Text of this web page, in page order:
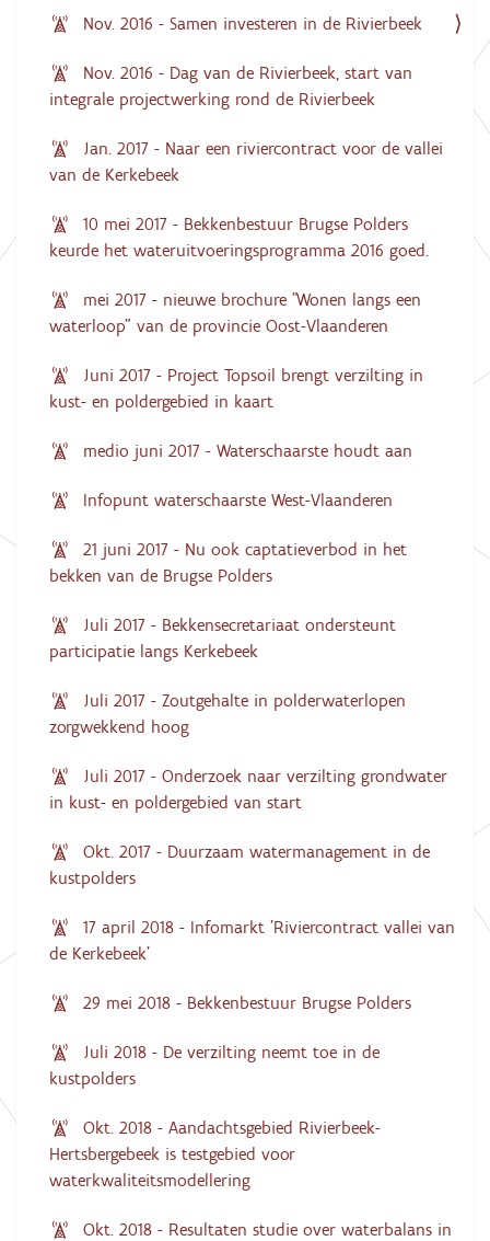
Nov. 2016 - Samen investeren in de Rivierbeek
Nov. 2016 - Dag van de Rivierbeek, start van
integrale projectwerking rond de Rivierbeek
Jan. 2017 - Naar een riviercontract voor de vallei
van de Kerkebeek
10 mei 2017 - Bekkenbestuur Brugse Polders
keurde het wateruitvoeringsprogramma 2016 goed.
mei 2017 - nieuwe brochure "Wonen langs een
waterloop" van de provincie Oost-Vlaanderen
Juni 2017 - Project Topsoil brengt verzilting in
kust- en poldergebied in kaart
medio juni 2017 - Waterschaarste houdt aan
Infopunt waterschaarste West-Vlaanderen
21 juni 2017 - Nu ook captatieverbod in het
bekken van de Brugse Polders
Juli 2017 - Bekkensecretariaat ondersteunt
participatie langs Kerkebeek
Juli 2017 - Zoutgehalte in polderwaterlopen
zorgwekkend hoog
Juli 2017 - Onderzoek naar verzilting grondwater
in kust- en poldergebied van start
Okt. 2017 - Duurzaam watermanagement in de
kustpolders
17 april 2018 - Infomarkt 'Riviercontract vallei van
de Kerkebeek'
29 mei 2018 - Bekkenbestuur Brugse Polders
Juli 2018 - De verzilting neemt toe in de
kustpolders
Okt. 2018 - Aandachtsgebied Rivierbeek-
Hertsbergebeek is testgebied voor
waterkwaliteitsmodellering
Okt. 2018 - Resultaten studie over waterbalans in